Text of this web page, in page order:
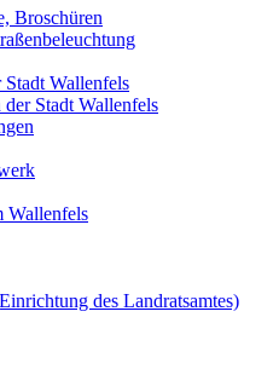
Broschüren
Stadt Wallenfels
Stadt Wallenfels
Wallenfels
des Landratsamtes)